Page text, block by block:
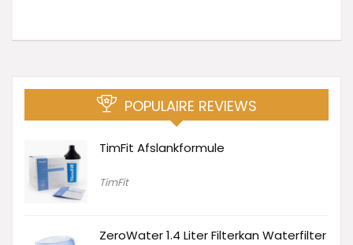
POPULAIRE REVIEWS
TimFit Afslankformule
TimFit
ZeroWater 1.4 Liter Filterkan Waterfilter